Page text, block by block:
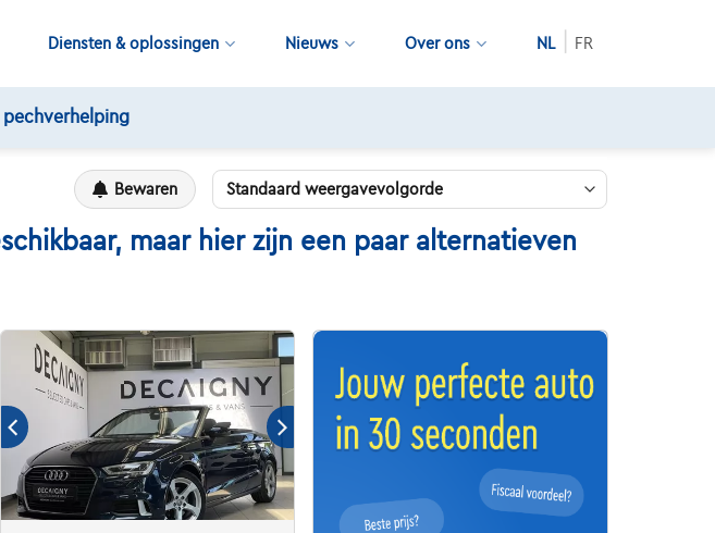
Diensten & oplossingen Nieuws Over ons NL FR
pechverhelping
Bewaren
maar hier zijn een paar alternatieven